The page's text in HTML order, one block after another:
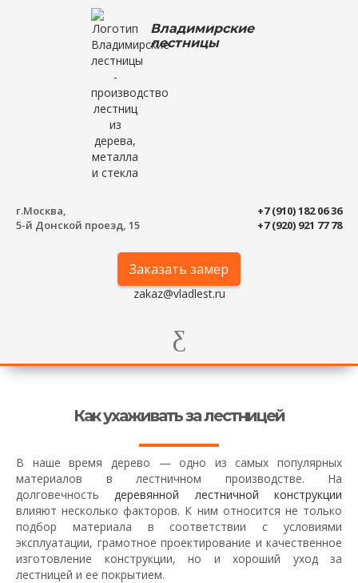
Владимирские
лестницы
г.Москва,
5-й Донской проезд, 15
+7 (910) 182 06 36
+7 (920) 921 77 78
Заказать замер
zakaz@vladlest.ru
Как ухаживать за лестницей
В наше время дерево — одно из самых популярных
материалов в лестничном производстве. На
долговечностьдеревянной лестничной конструкции
влияют несколько факторов. К ним относится не только
подбор материала в соответствии с условиями
эксплуатации, грамотное проектирование и качественное
изготовление конструкции, но и хороший уход за
лестницей и ее покрытием.